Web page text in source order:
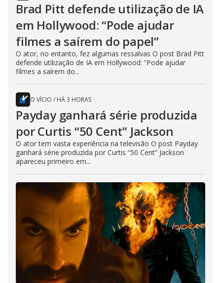
Brad Pitt defende utilização de IA
em Hollywood: “Pode ajudar
filmes a saírem do papel”
O ator, no entanto, fez algumas ressalvas O post Brad Pitt
defende utilização de IA em Hollywood: “Pode ajudar
filmes a saírem do...
O VÍCIO / HÁ 3 HORAS
Payday ganhará série produzida
por Curtis “50 Cent” Jackson
O ator tem vasta experiência na televisão O post Payday
ganhará série produzida por Curtis “50 Cent” Jackson
apareceu primeiro em...